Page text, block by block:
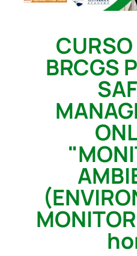
BRCGS